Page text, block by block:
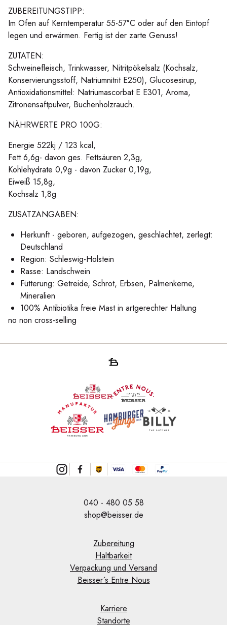
ZUBEREITUNGSTIPP:
Im Ofen auf Kerntemperatur 55-57°C oder auf den Eintopf
legen und erwärmen. Fertig ist der zarte Genuss!
ZUTATEN:
Schweinefleisch, Trinkwasser, Nitritpökelsalz (Kochsalz,
Konservierungsstoff, Natriumnitrit E250), Glucosesirup,
Antioxidationsmittel: Natriumascorbat E E301, Aroma,
Zitronensaftpulver, Buchenholzrauch.
NÄHRWERTE PRO 100G:
Energie 522kj / 123 kcal,
Fett 6,6g- davon ges. Fettsäuren 2,3g,
Kohlehydrate 0,9g - davon Zucker 0,19g,
Eiweiß 15,8g,
Kochsalz 1,8g
ZUSATZANGABEN:
Herkunft - geboren, aufgezogen, geschlachtet, zerlegt:
Deutschland
Region: Schleswig-Holstein
Rasse: Landschwein
Fütterung: Getreide, Schrot, Erbsen, Palmenkerne,
Mineralien
100% Antibiotika freie Mast in artgerechter Haltung
no non cross-selling
040 - 480 05 58
shop@beisser.de
Zubereitung
Haltbarkeit
Verpackung und Versand
Beisser´s Entre Nous
Karriere
Standorte